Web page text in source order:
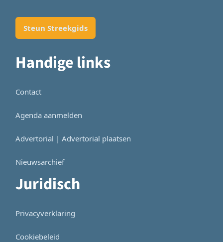
Steun Streekgids
Handige links
Contact
Agenda aanmelden
Advertorial | Advertorial plaatsen
Nieuwsarchief
Juridisch
Privacyverklaring
Cookiebeleid